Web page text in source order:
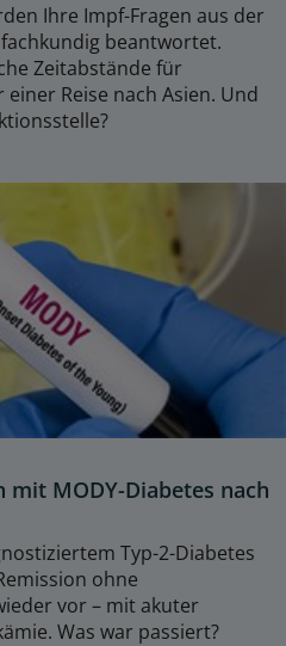
Ihre Impf-Fragen aus der
beantwortet.
Zeitabstände für
Reise nach Asien. Und
mit MODY-Diabetes nach
Typ-2-Diabetes
ohne
vor – mit akuter
Was war passiert?